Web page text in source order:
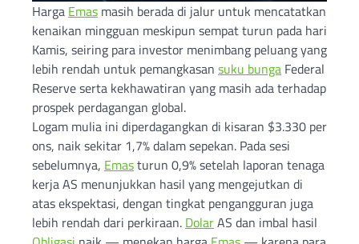
Harga Emas masih berada di jalur untuk mencatatkan
kenaikan mingguan meskipun sempat turun pada hari
Kamis, seiring para investor menimbang peluang yang
lebih rendah untuk pemangkasan suku bunga Federal
Reserve serta kekhawatiran yang masih ada terhadap
prospek perdagangan global.
Logam mulia ini diperdagangkan di kisaran $3.330 per
ons, naik sekitar 1,7% dalam sepekan. Pada sesi
sebelumnya, Emasturun 0,9% setelah laporan tenaga
kerja AS menunjukkan hasil yang mengejutkan di
atas ekspektasi, dengan tingkat pengangguran juga
lebih rendah dari perkiraan. DolarAS dan imbal hasil